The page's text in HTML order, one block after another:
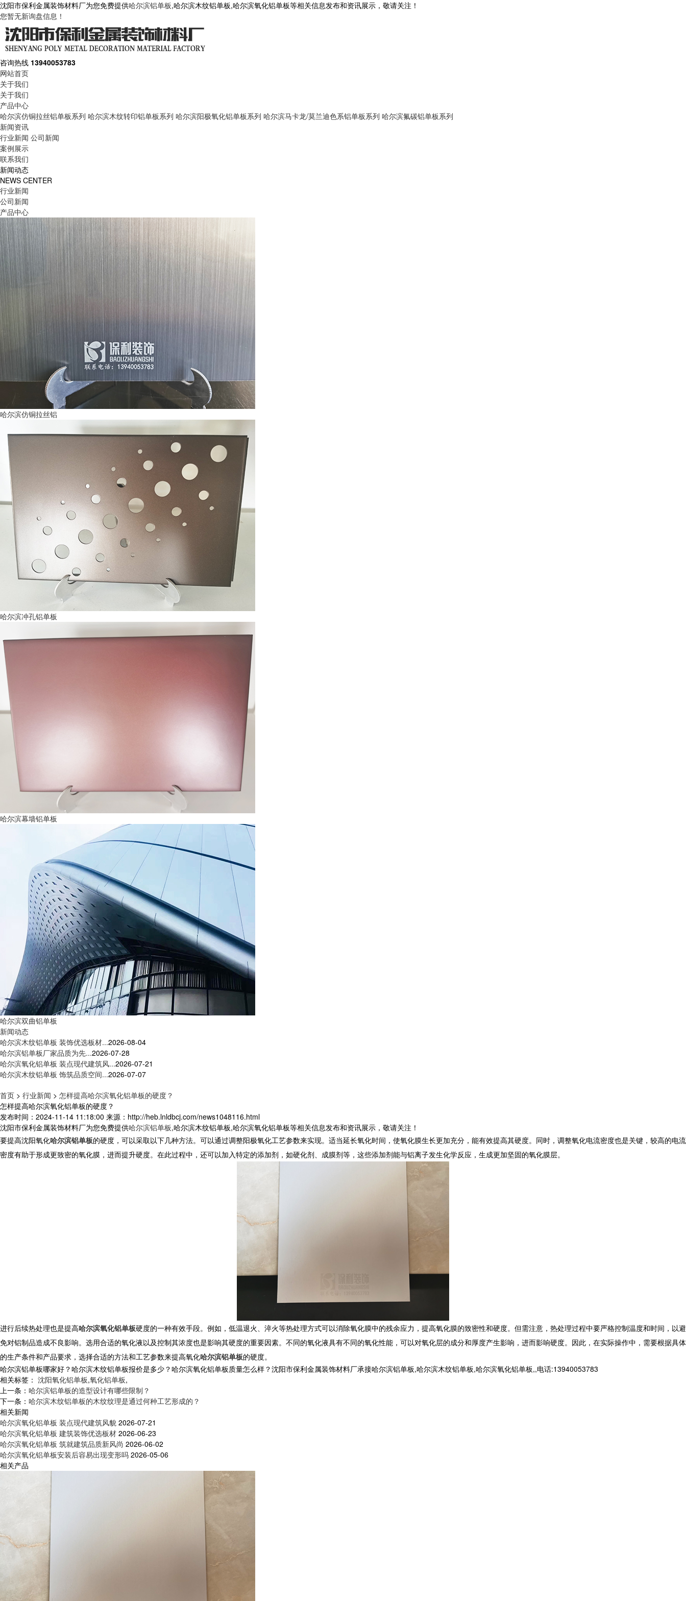
沈阳市保利金属装饰材料厂为您免费提供哈尔滨铝单板,哈尔滨木纹铝单板,哈尔滨氧化铝单板等相关信息发布和资讯展示，敬请关注！
您暂无新询盘信息！
咨询热线 13940053783
网站首页
关于我们
关于我们
产品中心
哈尔滨仿铜拉丝铝单板系列 哈尔滨木纹转印铝单板系列 哈尔滨阳极氧化铝单板系列 哈尔滨马卡龙/莫兰迪色系铝单板系列 哈尔滨氟碳铝单板系列
新闻资讯
行业新闻 公司新闻
案例展示
联系我们
新闻动态
NEWS CENTER
行业新闻
公司新闻
产品中心
哈尔滨仿铜拉丝铝
哈尔滨冲孔铝单板
哈尔滨幕墙铝单板
哈尔滨双曲铝单板
新闻动态
哈尔滨木纹铝单板 装饰优选板材...2026-08-04
哈尔滨铝单板厂家品质为先...2026-07-28
哈尔滨氧化铝单板 装点现代建筑风...2026-07-21
哈尔滨木纹铝单板 饰筑品质空间...2026-07-07
首页 > 行业新闻 > 怎样提高哈尔滨氧化铝单板的硬度？
怎样提高哈尔滨氧化铝单板的硬度？
发布时间：2024-11-14 11:18:00 来源：http://heb.lnldbcj.com/news1048116.html
沈阳市保利金属装饰材料厂为您免费提供哈尔滨铝单板,哈尔滨木纹铝单板,哈尔滨氧化铝单板等相关信息发布和资讯展示，敬请关注！
要提高沈阳氧化哈尔滨铝单板的硬度，可以采取以下几种方法。可以通过调整阳极氧化工艺参数来实现。适当延长氧化时间，使氧化膜生长更加充分，能有效提高其硬度。同时，调整氧化电流密度也是关键，较高的电流
密度有助于形成更致密的氧化膜，进而提升硬度。在此过程中，还可以加入特定的添加剂，如硬化剂、成膜剂等，这些添加剂能与铝离子发生化学反应，生成更加坚固的氧化膜层。
进行后续热处理也是提高哈尔滨氧化铝单板硬度的一种有效手段。例如，低温退火、淬火等热处理方式可以消除氧化膜中的残余应力，提高氧化膜的致密性和硬度。但需注意，热处理过程中要严格控制温度和时间，以避
免对铝制品造成不良影响。选用合适的氧化液以及控制其浓度也是影响其硬度的重要因素。不同的氧化液具有不同的氧化性能，可以对氧化层的成分和厚度产生影响，进而影响硬度。因此，在实际操作中，需要根据具体
的生产条件和产品要求，选择合适的方法和工艺参数来提高氧化哈尔滨铝单板的硬度。
哈尔滨铝单板哪家好？哈尔滨木纹铝单板报价是多少？哈尔滨氧化铝单板质量怎么样？沈阳市保利金属装饰材料厂承接哈尔滨铝单板,哈尔滨木纹铝单板,哈尔滨氧化铝单板,,电话:13940053783
相关标签： 沈阳氧化铝单板,氧化铝单板,
上一条： 哈尔滨铝单板的造型设计有哪些限制？
下一条： 哈尔滨木纹铝单板的木纹纹理是通过何种工艺形成的？
相关新闻
哈尔滨氧化铝单板 装点现代建筑风貌 2026-07-21
哈尔滨氧化铝单板 建筑装饰优选板材 2026-06-23
哈尔滨氧化铝单板 筑就建筑品质新风尚 2026-06-02
哈尔滨氧化铝单板安装后容易出现变形吗 2026-05-06
相关产品